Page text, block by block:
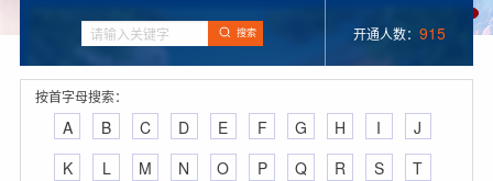
搜索 开通人数： 915
按首字母搜索：
A B C D E F G H I
J
K
L M N O P Q R S
T